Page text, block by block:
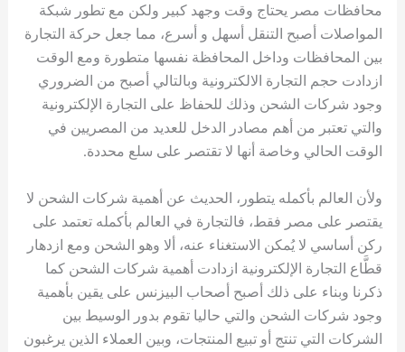
محافظات مصر يحتاج وقت وجهد كبير ولكن مع تطور شبكة
المواصلات أصبح التنقل أسهل و أسرع، مما جعل حركة التجارة
بين المحافظات وداخل المحافظة نفسها متطورة ومع الوقت
ازدادت حجم التجارة الالكترونية وبالتالي أصبح من الضروري
وجود شركات الشحن وذلك للحفاظ على التجارة الإلكترونية
والتي تعتبر من أهم مصادر الدخل للعديد من المصريين في
الوقت الحالي وخاصة أنها لا تقتصر على سلع محددة.
ولأن العالم بأكمله يتطور، الحديث عن أهمية شركات الشحن لا
يقتصر على مصر فقط، فالتجارة في العالم بأكمله تعتمد على
ركن أساسي لا يُمكن الاستغناء عنه، ألا وهو الشحن ومع ازدهار
قطَّاع التجارة الإلكترونية ازدادت أهمية شركات الشحن كما
ذكرنا وبناء على ذلك أصبح أصحاب البيزنس على يقين بأهمية
وجود شركات الشحن والتي حاليا تقوم بدور الوسيط بين
الشركات التي تنتج أو تبيع المنتجات، وبين العملاء الذين يرغبون